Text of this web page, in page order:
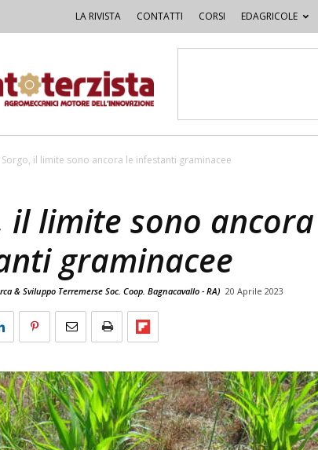
LA RIVISTA CONTATTI CORSI EDAGRICOLE
Sorgo, il limite sono ancora le infestanti graminacee
il limite sono
graminacee
& Sviluppo Terremerse Soc. Coop. Bagnacavallo - RA) 20 Aprile 2023